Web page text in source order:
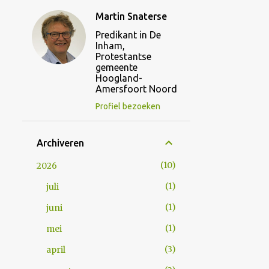
Martin Snaterse
Predikant in De
Inham,
Protestantse
gemeente
Hoogland-
Amersfoort Noord
Profiel bezoeken
Archiveren
2026
10
juli
1
juni
1
mei
1
april
3